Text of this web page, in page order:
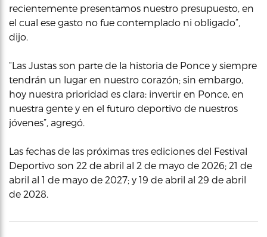
recientemente presentamos nuestro presupuesto, en
el cual ese gasto no fue contemplado ni obligado”,
dijo.
“Las Justas son parte de la historia de Ponce y siempre
tendrán un lugar en nuestro corazón; sin embargo,
hoy nuestra prioridad es clara: invertir en Ponce, en
nuestra gente y en el futuro deportivo de nuestros
jóvenes”, agregó.
Las fechas de las próximas tres ediciones del Festival
Deportivo son 22 de abril al 2 de mayo de 2026; 21 de
abril al 1 de mayo de 2027; y 19 de abril al 29 de abril
de 2028.